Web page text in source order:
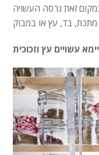
זאת גרסה העשויה
עשויים עץ וזכוכית